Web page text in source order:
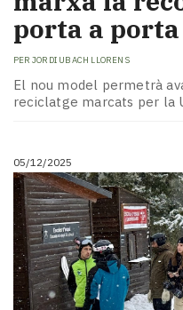
porta a
PER JORDI UBACH LLORENS
El nou model permetrà
reciclatge marcats per la
05/12/2025